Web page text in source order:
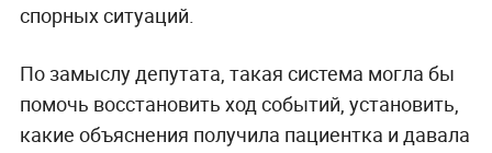
спорных ситуаций.
По замыслу депутата, такая система могла бы
помочь восстановить ход событий, установить,
какие объяснения получила пациентка и давала